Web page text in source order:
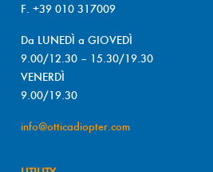
F. +39 010 317009
Da LUNEDÌ a GIOVEDÌ
9.00/12.30 – 15.30/19.30
VENERDÌ
9.00/19.30
info@otticadiopter.com